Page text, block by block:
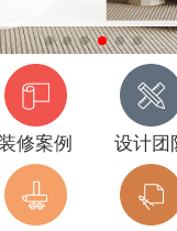
修案例 设计团